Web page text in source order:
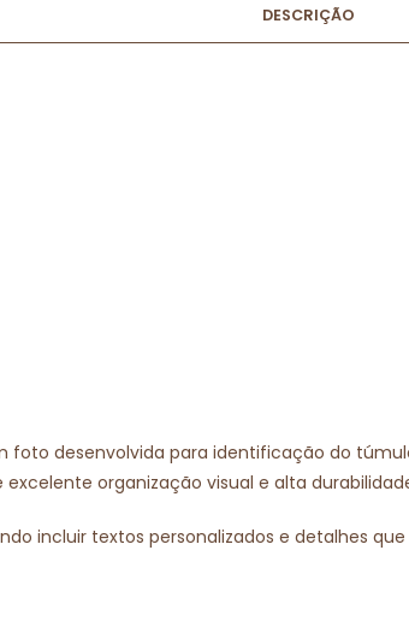
DESCRIÇÃO
foto desenvolvida para identificação do
organização visual e alta
incluir textos personalizados e detalhes